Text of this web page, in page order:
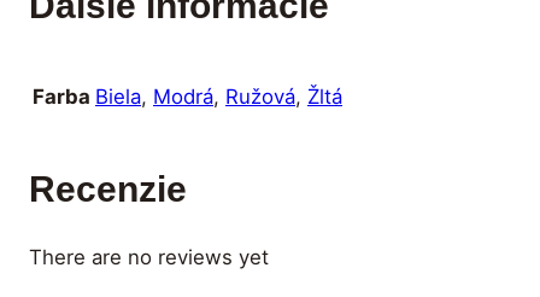
Farba Biela, Modrá, Ružová, Žltá
Recenzie
There are no reviews yet